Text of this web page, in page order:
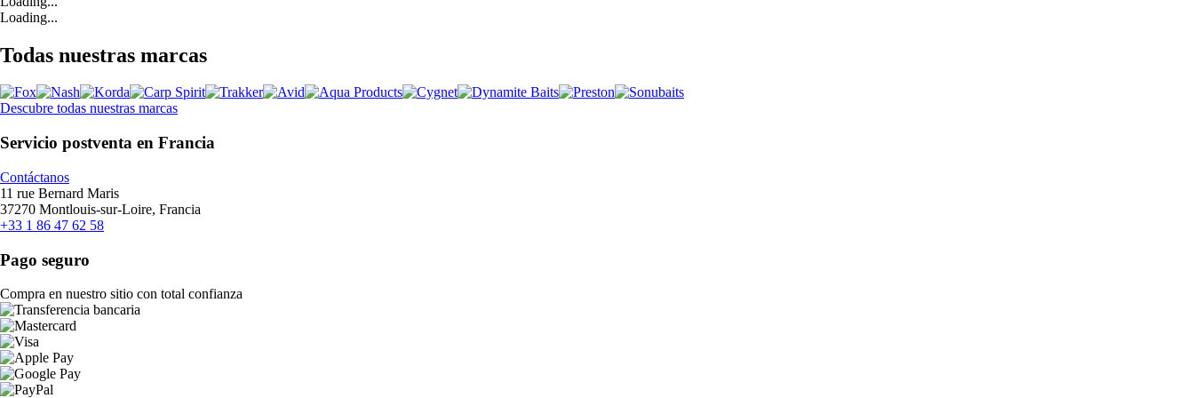
Loading...
Todas nuestras marcas
Descubre todas nuestras marcas
Servicio postventa en Francia
Contáctanos
11 rue Bernard Maris
37270 Montlouis-sur-Loire, Francia
+33 1 86 47 62 58
Pago seguro
Compra en nuestro sitio con total confianza